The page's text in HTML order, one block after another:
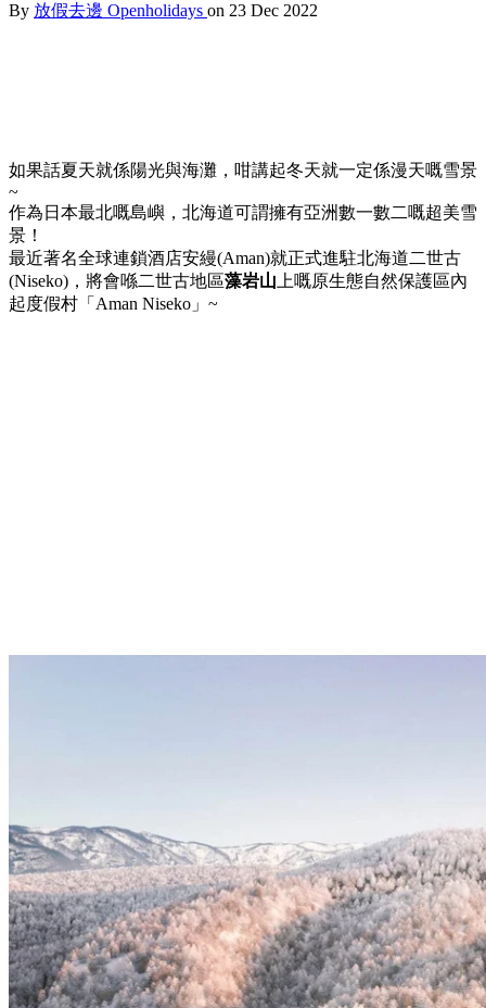
By 放假去邊 Openholidays on 23 Dec 2022
如果話夏天就係陽光與海灘，咁講起冬天就一定係漫天嘅雪景
~
作為日本最北嘅島嶼，北海道可謂擁有亞洲數一數二嘅超美雪
景！
最近著名全球連鎖酒店安縵(Aman)就正式進駐北海道二世古
(Niseko)，將會喺二世古地區藻岩山 上嘅原生態自然保護區內
起度假村「Aman Niseko」~